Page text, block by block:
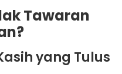
Tawaran
yang Tulus